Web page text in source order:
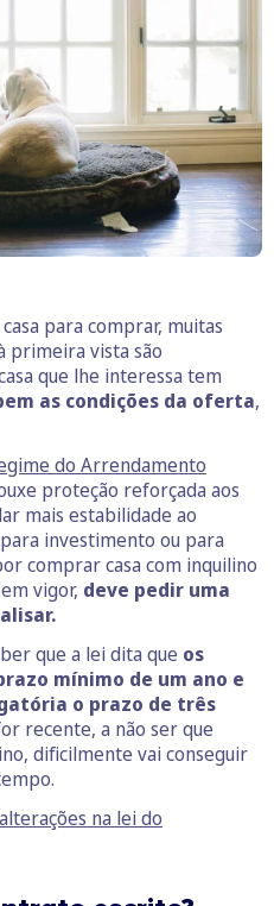
para comprar, muitas
primeira vista são
que lhe interessa tem
as condições da oferta,
do Arrendamento
proteção reforçada aos
mais estabilidade ao
investimento ou para
comprar casa com inquilino
vigor, deve pedir uma
que a lei dita que os
mínimo de um ano e
o prazo de três
recente, a não ser que
dificilmente vai conseguir
na lei do